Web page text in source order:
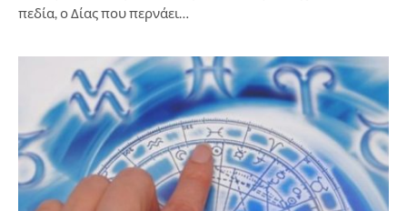
πεδία, ο Δίας που περνάει…